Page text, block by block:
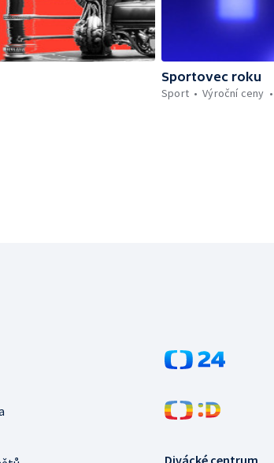
Sportovec roku
Sport
Výroční ceny
Divácké centrum